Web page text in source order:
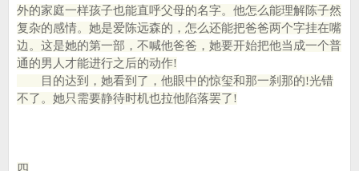
外的家庭一样孩子也能直呼父母的名字。他怎么能理解陈子然
复杂的感情。她是爱陈远森的，怎么还能把爸爸两个字挂在嘴
边。这是她的第一部，不喊他爸爸，她要开始把他当成一个普
通的男人才能进行之后的动作!
目的达到，她看到了，他眼中的惊玺和那一刹那的!光错
不了。她只需要静待时机也拉他陷落罢了!